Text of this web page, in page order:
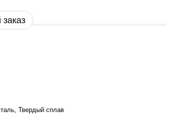
Твердый сплав